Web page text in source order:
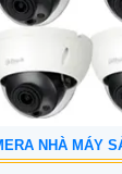
NHÀ MÁY